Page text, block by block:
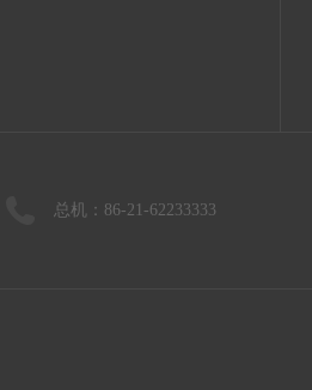
总机：86-21-62233333